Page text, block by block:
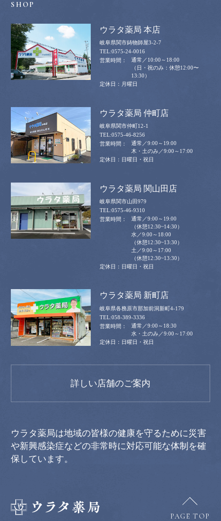
ウラタ薬局 本店
岐阜県関市鋳物師屋3-2-7
0575-24-0016
通常／10:00～18:00
（日・祝のみ：休憩12:00〜
13:30）
月曜日
ウラタ薬局 仲町店
岐阜県関市仲町12-1
0575-46-8256
通常／9:00～19:00
木・土のみ／9:00～17:00
日曜日・祝日
ウラタ薬局 関山田店
岐阜県関市山田979
0575-46-9310
通常／9:00～19:00
（休憩12:30~14:30）
水／9:00～18:00
（休憩12:30~13:30）
土／9:00～17:00
（休憩12:30~13:30）
日曜日・祝日
ウラタ薬局 新町店
岐阜県各務原市那加前洞新町4-179
058-389-3336
通常／9:00～18:30
水・土のみ／9:00～17:00
日曜日・祝日
詳しい店舗のご案内
ウラタ薬局は地域の皆様の健康を守るために災害
や新興感染症などの非常時に対応可能な体制を確
保しています。
PAGE TOP